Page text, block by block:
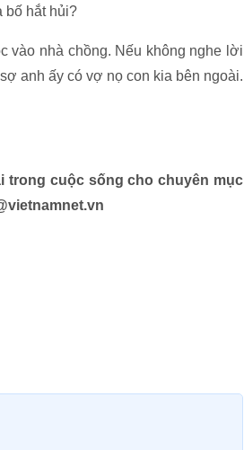
bố hắt hủi?
vào nhà chồng. Nếu không nghe lời
anh ấy có vợ nọ con kia bên ngoài.
trong cuộc sống cho chuyên mục